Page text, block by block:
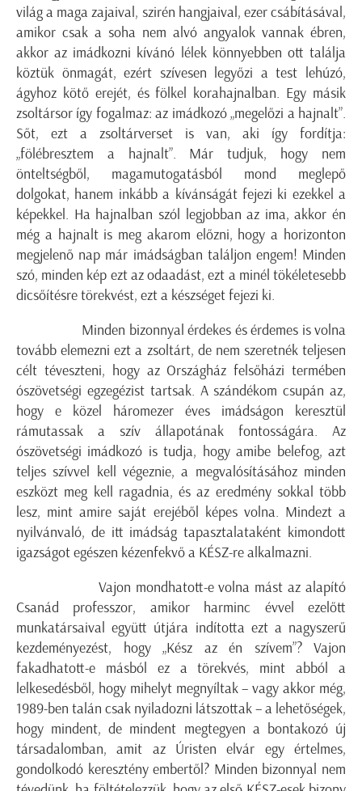
világ a maga zajaival, szirén hangjaival, ezer csábításával,
amikor csak a soha nem alvó angyalok vannak ébren,
akkor az imádkozni kívánó lélek könnyebben ott találja
köztük önmagát, ezért szívesen legyőzi a test lehúzó,
ágyhoz kötő erejét, és fölkel korahajnalban. Egy másik
zsoltársor így fogalmaz: az imádkozó „megelőzi a hajnalt”.
Sőt, ezt a zsoltárverset is van, aki így fordítja:
„fölébresztem a hajnalt”. Már tudjuk, hogy nem
önteltségből, magamutogatásból mond meglepő
dolgokat, hanem inkább a kívánságát fejezi ki ezekkel a
képekkel. Ha hajnalban szól legjobban az ima, akkor én
még a hajnalt is meg akarom előzni, hogy a horizonton
megjelenő nap már imádságban találjon engem! Minden
szó, minden kép ezt az odaadást, ezt a minél tökéletesebb
dicsőítésre törekvést, ezt a készséget fejezi ki.
Minden bizonnyal érdekes és érdemes is volna
tovább elemezni ezt a zsoltárt, de nem szeretnék teljesen
célt téveszteni, hogy az Országház felsőházi termében
ószövetségi egzegézist tartsak. A szándékom csupán az,
hogy e közel háromezer éves imádságon keresztül
rámutassak a szív állapotának fontosságára. Az
ószövetségi imádkozó is tudja, hogy amibe belefog, azt
teljes szívvel kell végeznie, a megvalósításához minden
eszközt meg kell ragadnia, és az eredmény sokkal több
lesz, mint amire saját erejéből képes volna. Mindezt a
nyilvánvaló, de itt imádság tapasztalataként kimondott
igazságot egészen kézenfekvő a KÉSZ-re alkalmazni.
Vajon mondhatott-e volna mást az alapító
Csanád professzor, amikor harminc évvel ezelőtt
munkatársaival együtt útjára indította ezt a nagyszerű
kezdeményezést, hogy „Kész az én szívem”? Vajon
fakadhatott-e másból ez a törekvés, mint abból a
lelkesedésből, hogy mihelyt megnyíltak – vagy akkor még,
1989-ben talán csak nyiladozni látszottak – a lehetőségek,
hogy mindent, de mindent megtegyen a bontakozó új
társadalomban, amit az Úristen elvár egy értelmes,
gondolkodó keresztény embertől? Minden bizonnyal nem